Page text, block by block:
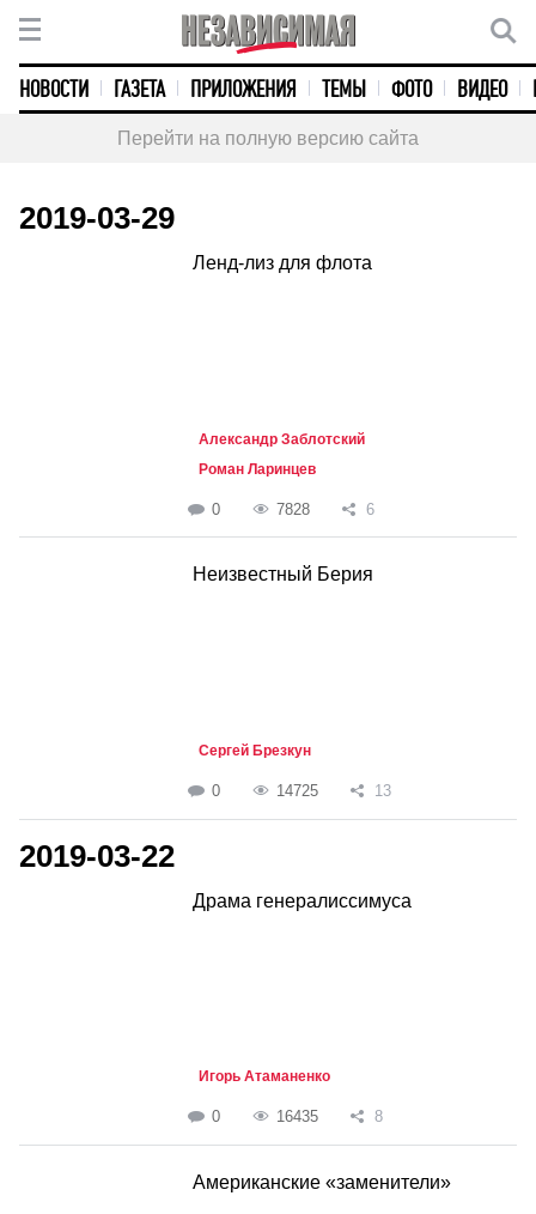
НОВОСТИ ГАЗЕТА ПРИЛОЖЕНИЯ ТЕМЫ ФОТО ВИДЕО
Перейти на полную версию сайта
2019-03-29
Ленд-лиз для флота
Александр Заблотский
Роман Ларинцев
0 7828 6
Неизвестный Берия
Сергей Брезкун
0 14725 13
2019-03-22
Драма генералиссимуса
Игорь Атаманенко
0 16435 8
Американские «заменители»